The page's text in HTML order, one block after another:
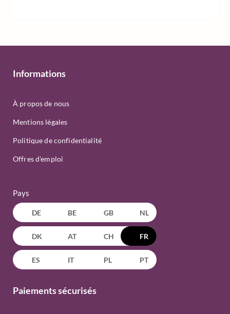
Informations
À propos de nous
Mentions légales
Politique de confidentialité
Offres d'emploi
Pays
DE BE GB NL
DK AT CH FR
ES IT PL PT
Paiements sécurisés